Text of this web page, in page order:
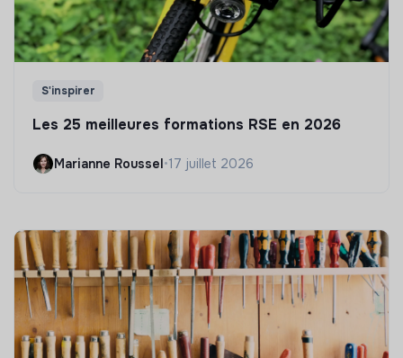
S'inspirer
Les 25 meilleures formations RSE en 2026
Marianne Roussel•17 juillet 2026